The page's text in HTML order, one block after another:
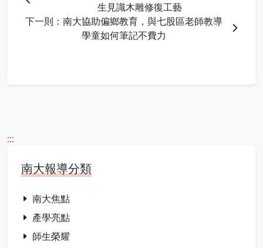
生見識木雕修復工藝
下一則：南大協助偏鄉教育，與七股區老師教導
學童如何筆記不費力
:::
南大報導分類
南大焦點
產學亮點
師生榮耀